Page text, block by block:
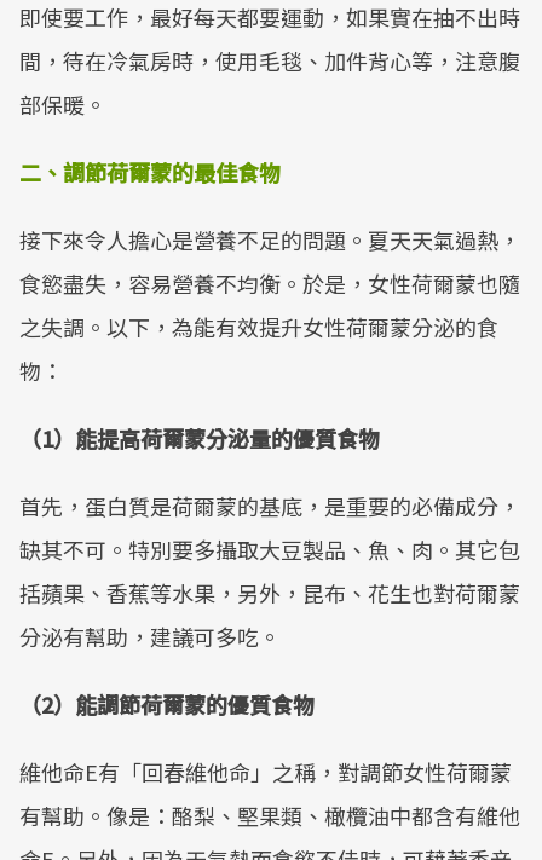
即使要工作，最好每天都要運動，如果實在抽不出時
間，待在冷氣房時，使用毛毯、加件背心等，注意腹
部保暖。
二、調節荷爾蒙的最佳食物
接下來令人擔心是營養不足的問題。夏天天氣過熱，
食慾盡失，容易營養不均衡。於是，女性荷爾蒙也隨
之失調。以下，為能有效提升女性荷爾蒙分泌的食
物：
（1）能提高荷爾蒙分泌量的優質食物
首先，蛋白質是荷爾蒙的基底，是重要的必備成分，
缺其不可。特別要多攝取大豆製品、魚、肉。其它包
括蘋果、香蕉等水果，另外，昆布、花生也對荷爾蒙
分泌有幫助，建議可多吃。
（2）能調節荷爾蒙的優質食物
維他命E有「回春維他命」之稱，對調節女性荷爾蒙
有幫助。像是：酪梨、堅果類、橄欖油中都含有維他